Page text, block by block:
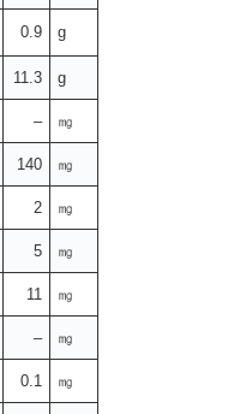
0.9 g
11.3 g
– ㎎
140 ㎎
2 ㎎
5 ㎎
11 ㎎
– ㎎
0.1 ㎎